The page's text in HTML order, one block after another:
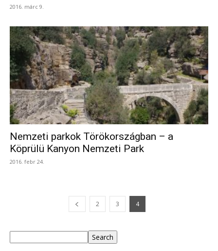
2016. márc 9.
Nemzeti parkok Törökországban – a
Köprülü Kanyon Nemzeti Park
2016. febr 24.
2 3 4
Search